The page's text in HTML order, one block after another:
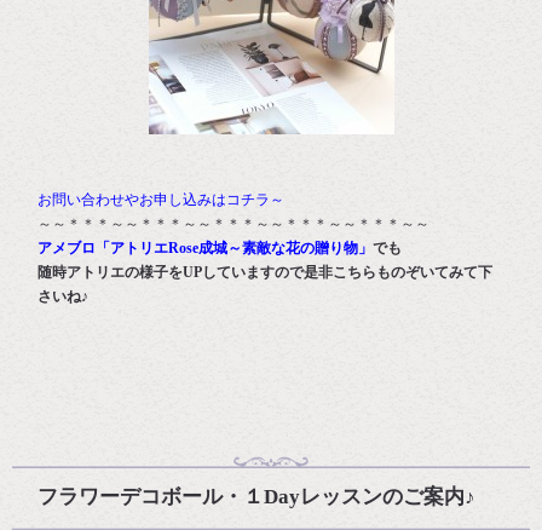
お問い合わせやお申し込みはコチラ～
～～＊＊＊～～＊＊＊～～＊＊＊～～＊＊＊～～＊＊＊～～
アメブロ「アトリエRose成城～素敵な花の贈り物」でも
随時アトリエの様子をUPしていますので是非こちらものぞいてみて下
さいね♪
フラワーデコボール・１Dayレッスンのご案内♪